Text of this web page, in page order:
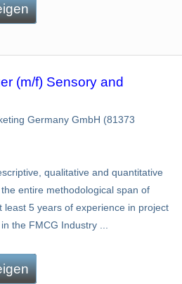
(m/f) Sensory and
Germany GmbH (81373
qualitative and quantitative
entire methodological span of
least 5 years of experience in project
the FMCG Industry ...